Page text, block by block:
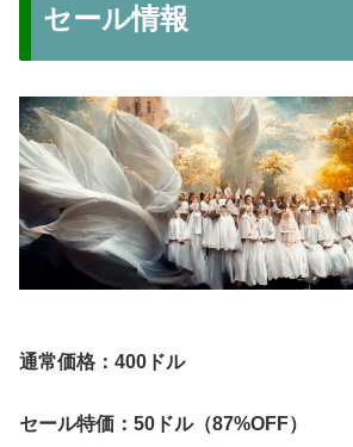
セール情報
通常価格：400ドル
セール特価：50ドル（87%OFF）